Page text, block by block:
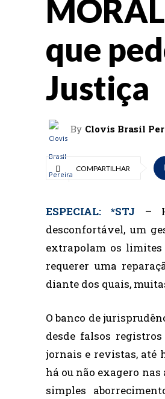
que
Justiça
By Clovis Brasil
COMPARTILHAR
ESPECIAL: *STJ
–
desconfortável, um
extrapolam os limites
requerer uma
diante dos quais,
O banco de
desde falsos
jornais e revistas, até
há ou não exagero nas
simples